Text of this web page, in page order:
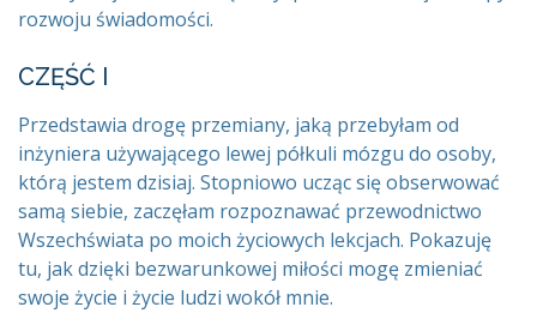
rozwoju świadomości.
CZĘŚĆ I
Przedstawia drogę przemiany, jaką przebyłam od
inżyniera używającego lewej półkuli mózgu do osoby,
którą jestem dzisiaj. Stopniowo ucząc się obserwować
samą siebie, zaczęłam rozpoznawać przewodnictwo
Wszechświata po moich życiowych lekcjach. Pokazuję
tu, jak dzięki bezwarunkowej miłości mogę zmieniać
swoje życie i życie ludzi wokół mnie.